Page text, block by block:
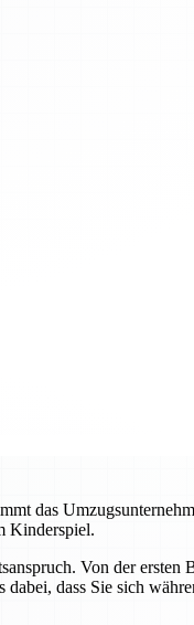
das
Kinderspiel.
Von der ersten
dass Sie sich